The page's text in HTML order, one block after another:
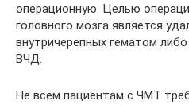
операционную. Целью
головного мозга является
внутричерепных гематом
ВЧД.
Не всем пациентам с ЧМТ